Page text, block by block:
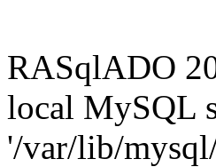
RASqlADO
local MySQL
'/var/lib/